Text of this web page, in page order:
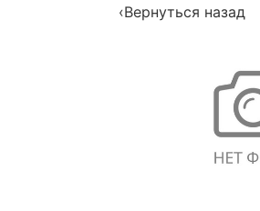
‹Вернуться назад